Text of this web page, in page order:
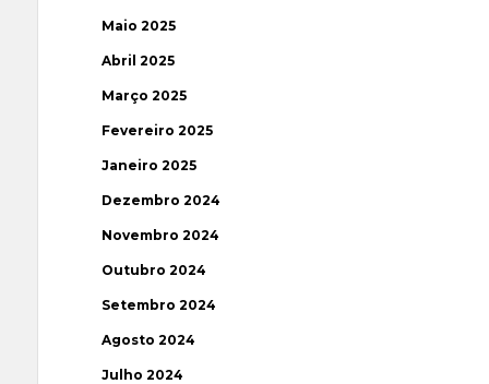
Maio 2025
Abril 2025
Março 2025
Fevereiro 2025
Janeiro 2025
Dezembro 2024
Novembro 2024
Outubro 2024
Setembro 2024
Agosto 2024
Julho 2024